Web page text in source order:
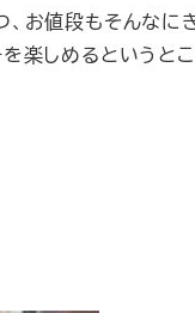
、お値段もそんなに
楽しめるというと